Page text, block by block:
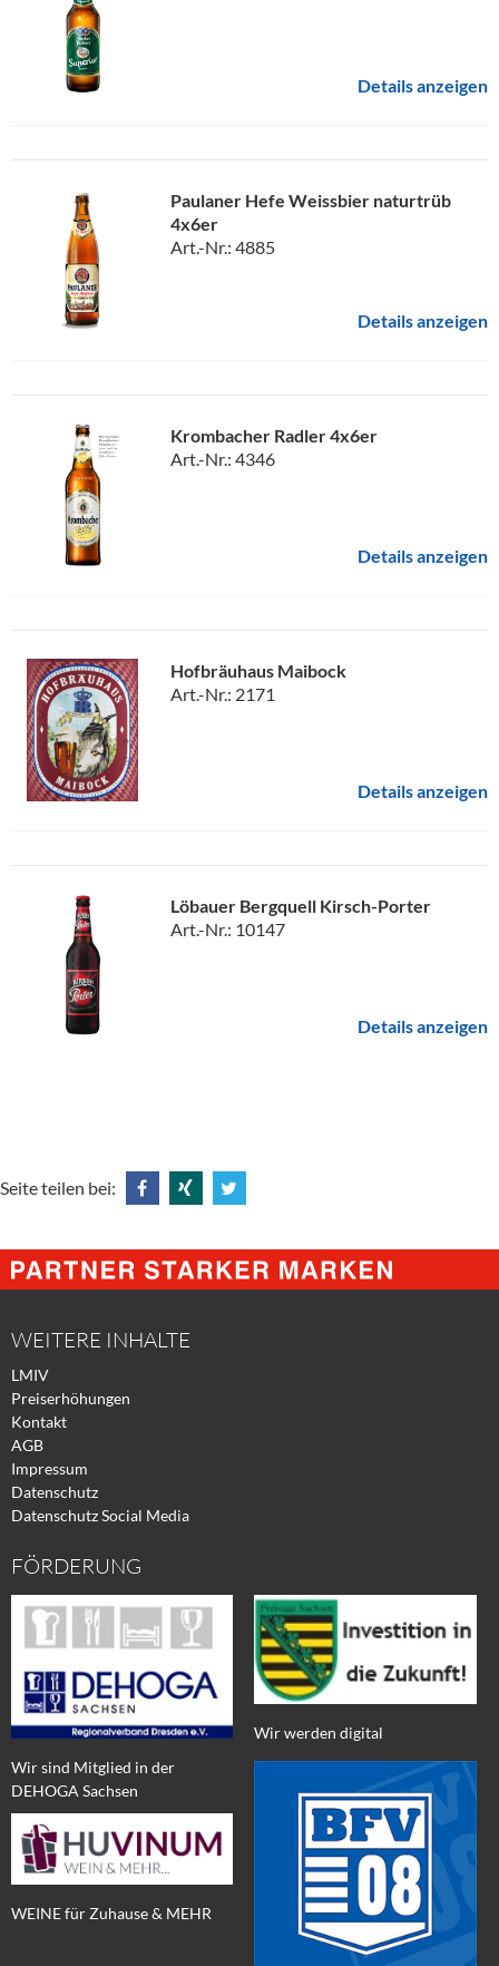
Details anzeigen
Paulaner Hefe Weissbier naturtrüb
4x6er
Art.-Nr.: 4885
Details anzeigen
Krombacher Radler 4x6er
Art.-Nr.: 4346
Details anzeigen
Hofbräuhaus Maibock
Art.-Nr.: 2171
Details anzeigen
Löbauer Bergquell Kirsch-Porter
Art.-Nr.: 10147
Details anzeigen
Seite teilen bei:
@
Facebook
@
Xing
@
Twitter
WEITERE INHALTE
LMIV
Preiserhöhungen
Kontakt
AGB
Impressum
Datenschutz
Datenschutz Social Media
FÖRDERUNG
Wir sind Mitglied in der
DEHOGA Sachsen
WEINE für Zuhause & MEHR
Wir werden digital